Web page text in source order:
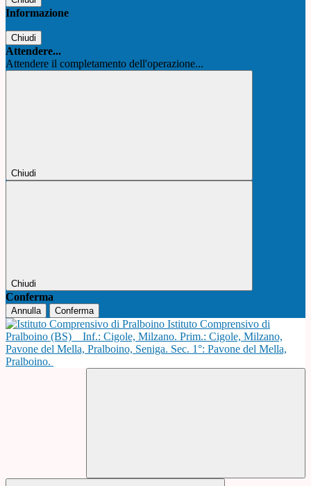
Informazione
Chiudi
Attendere...
Attendere il completamento dell'operazione...
Chiudi
Chiudi
Conferma
Annulla Conferma
Istituto Comprensivo di
Pralboino (BS)
Inf.: Cigole, Milzano. Prim.: Cigole, Milzano,
Pavone del Mella, Pralboino, Seniga. Sec. 1°: Pavone del Mella,
Pralboino.